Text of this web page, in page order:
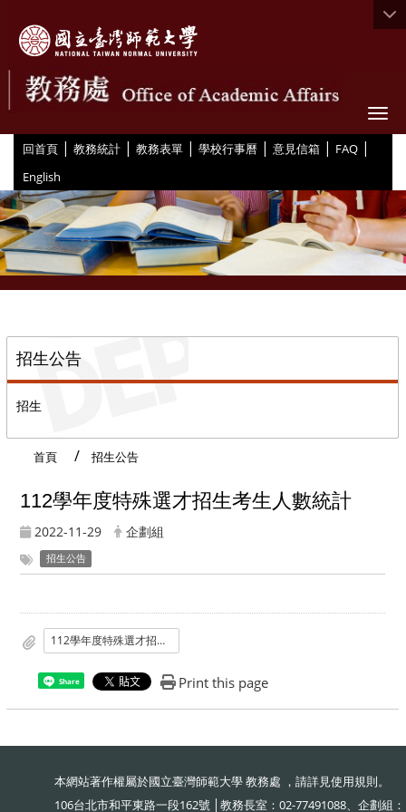
回首頁 | 教務統計 | 教務表單 | 學校行事曆 | 意見信箱 | FAQ |
English
招生公告
招生
首頁 招生公告
112學年度特殊選才招生考生人數統計
2022-11-29 企劃組
招生公告
112學年度特殊選才招生考生人數統計.pdf
Share Print this page
本網站著作權屬於國立臺灣師範大學 教務處 ，請詳見使用規則。
106台北市和平東路一段162號 │教務長室：02-77491088、企劃組：